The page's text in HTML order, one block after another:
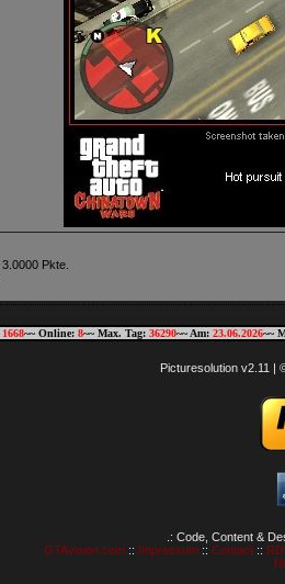
3.0000 Pkte.
1668~~ Online: 8~~ Max. Tag: 36290~~ Am: 23.06.2026~~
Picturesolution v2.11 |
.: Code, Content &
GTAvision.com:: Impressum:: Contact::